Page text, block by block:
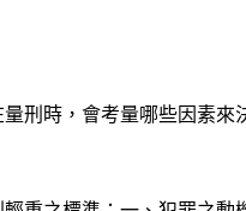
刑時，會考量哪些因素來